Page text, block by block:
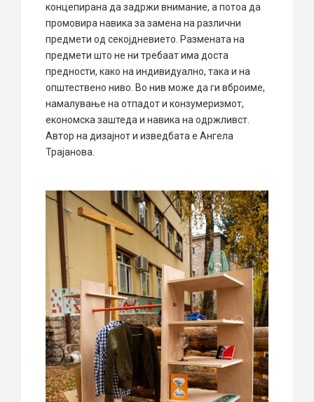
концепирана да задржи внимание, а потоа да
промовира навика за замена на различни
предмети од секојдневието. Размената на
предмети што не ни требаат има доста
предности, како на индивидуално, така и на
општествено ниво. Во нив може да ги вброиме,
намалување на отпадот и конзумеризмот,
економска заштеда и навика на одржливст.
Автор на дизајнот и изведбата е Ангела
Трајанова.